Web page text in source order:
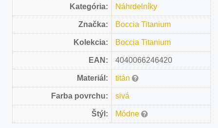
Kategória: Náhrdelníky
Značka: Boccia Titanium
Kolekcia: Boccia Titanium
EAN: 4040066246420
Materiál: titán
Farba povrchu: sivá
Štýl: Módne